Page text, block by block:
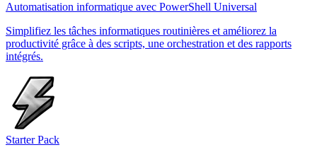
Automatisation informatique avec PowerShell Universal
Simplifiez les tâches informatiques routinières et améliorez la
productivité grâce à des scripts, une orchestration et des rapports
intégrés.
Starter Pack